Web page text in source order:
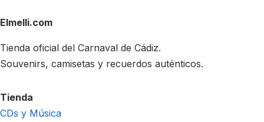
Elmelli.com
Tienda oficial del Carnaval de Cádiz.
Souvenirs, camisetas y recuerdos auténticos.
Tienda
CDs y Música